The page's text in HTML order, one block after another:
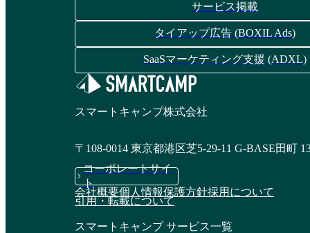
サービス掲載
タイアップ広告 (BOXIL Ads)
SaaSマーケティング支援 (ADXL)
スマートキャンプ株式会社
〒108-0014 東京都港区芝5-29-11 G-BASE田町
コーポレートサイ
ト
会社概要個人情報保護方針採用について
引用・転載について
スマートキャンプ サービス一覧